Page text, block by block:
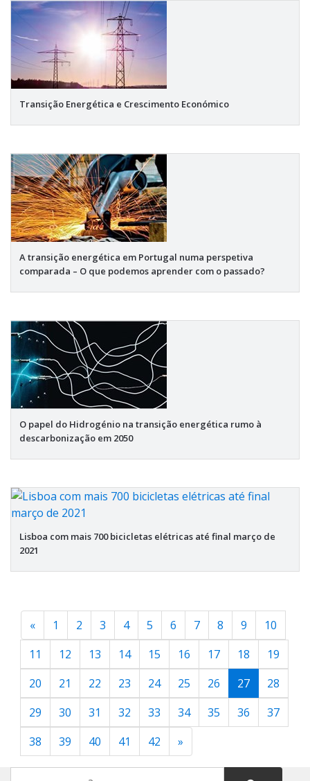
Transição Energética e Crescimento Económico
A transição energética em Portugal numa perspetiva
comparada – O que podemos aprender com o passado?
O papel do Hidrogénio na transição energética rumo à
descarbonização em 2050
Lisboa com mais 700 bicicletas elétricas até final março de
2021
« 1 2 3 4 5 6 7 8 9
10
11
12 13 14 15 16 17 18
19
20
21 22 23 24 25 26 27
28
29
30 31 32 33 34 35 36
37
38
39 40 41 42 »